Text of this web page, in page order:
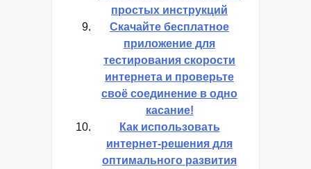
простых инструкций
Скачайте бесплатное
приложение для
тестирования скорости
интернета и проверьте
своё соединение в одно
касание!
Как использовать
интернет-решения для
оптимального развития